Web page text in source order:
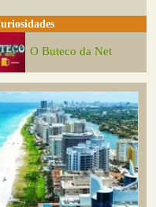
O Buteco da Net